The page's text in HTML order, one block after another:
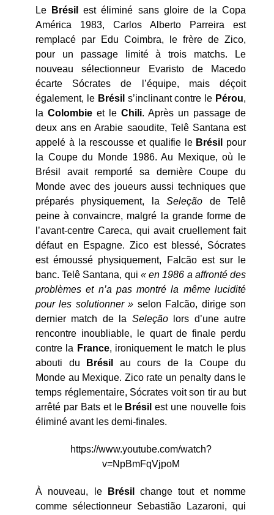
Le Brésil
est éliminé sans gloire de la Copa
América 1983, Carlos Alberto Parreira est
remplacé par Edu Coimbra, le frère de Zico,
pour un passage limité à trois matchs. Le
nouveau sélectionneur Evaristo de Macedo
écarte Sócrates de l’équipe, mais déçoit
également, le Brésil s’inclinant contre le Pérou,
la Colombie et le Chili. Après un passage de
deux ans en Arabie saoudite, Telê Santana est
appelé à la rescousse et qualifie le Brésil
pour
la Coupe du Monde 1986. Au Mexique, où le
Brésil avait remporté sa dernière Coupe du
Monde avec des joueurs aussi techniques que
préparés physiquement, laSeleção de Telê
peine à convaincre, malgré la grande forme de
l’avant-centre Careca, qui avait cruellement fait
défaut en Espagne. Zico est blessé, Sócrates
est émoussé physiquement, Falcão est sur le
banc. Telê Santana, qui « en 1986 a affronté des
problèmes et n’a pas montré la même lucidité
pour les solutionner » selon Falcão, dirige son
dernier match de la Seleçãolors d’une autre
rencontre inoubliable, le quart de finale perdu
contre la France, ironiquement le match le plus
abouti du
Brésil
au cours de la Coupe du
Monde au Mexique. Zico rate un penalty dans le
temps réglementaire, Sócrates voit son tir au but
arrêté par Bats et le Brésil est une nouvelle fois
éliminé avant les demi-finales.
https://www.youtube.com/watch?
v=NpBmFqVjpoM
À nouveau, le Brésil
change tout et nomme
comme sélectionneur Sebastião Lazaroni, qui